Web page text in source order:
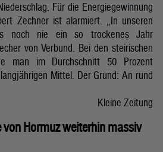
Für die Energiegewinnung
Zechner ist alarmiert. „In unseren
noch nie ein so trockenes Jahr
von Verbund. Bei den steirischen
man im Durchschnitt 50 Prozent
Mittel. Der Grund: An rund
Kleine Zeitung
Hormuz weiterhin massiv